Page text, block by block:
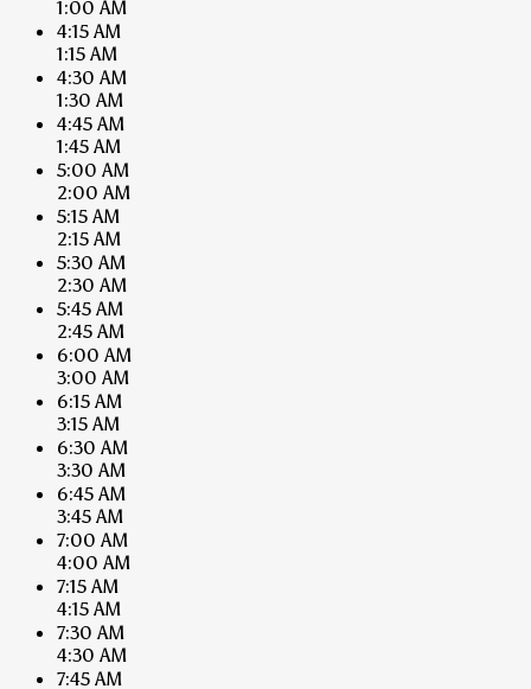
1:00 AM
4:15 AM
1:15 AM
4:30 AM
1:30 AM
4:45 AM
1:45 AM
5:00 AM
2:00 AM
5:15 AM
2:15 AM
5:30 AM
2:30 AM
5:45 AM
2:45 AM
6:00 AM
3:00 AM
6:15 AM
3:15 AM
6:30 AM
3:30 AM
6:45 AM
3:45 AM
7:00 AM
4:00 AM
7:15 AM
4:15 AM
7:30 AM
4:30 AM
7:45 AM